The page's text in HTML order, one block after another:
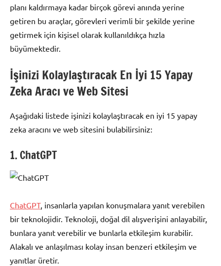
planı kaldırmaya kadar birçok görevi anında yerine
getiren bu araçlar, görevleri verimli bir şekilde yerine
getirmek için kişisel olarak kullanıldıkça hızla
büyümektedir.
İşinizi Kolaylaştıracak En İyi 15 Yapay
Zeka Aracı ve Web Sitesi
Aşağıdaki listede işinizi kolaylaştıracak en iyi 15 yapay
zeka aracını ve web sitesini bulabilirsiniz:
1. ChatGPT
ChatGPT, insanlarla yapılan konuşmalara yanıt verebilen
bir teknolojidir. Teknoloji, doğal dil alışverişini anlayabilir,
bunlara yanıt verebilir ve bunlarla etkileşim kurabilir.
Alakalı ve anlaşılması kolay insan benzeri etkileşim ve
yanıtlar üretir.